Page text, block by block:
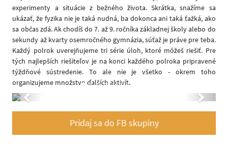
experimenty a situácie z bežného života. Skrátka, snažíme sa
ukázať, že fyzika nie je taká nudná, ba dokonca ani taká ťažká, ako
sa občas zdá. Ak chodíš do 7. až 9. ročníka základnej školy alebo do
sekundy až kvarty osemročného gymnázia, súťaž je práve pre teba.
Každý polrok uverejňujeme tri série úloh, ktoré môžeš riešiť. Pre
tých najlepších riešiteľov je na konci každého polroka pripravené
týždňové sústredenie. To ale nie je všetko - okrem toho
organizujeme množstvo ďalších aktivít.
Previous Next
Pridaj sa do FB skupiny